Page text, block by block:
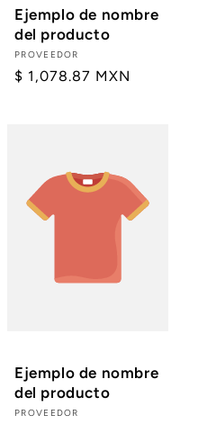
Ejemplo de nombre
del producto
Proveedor:
PROVEEDOR
Precio
$ 1,078.87 MXN
Ejemplo de nombre
del producto
Proveedor:
PROVEEDOR